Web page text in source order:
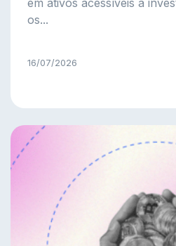
em ativos acessíveis a
os...
16/07/2026